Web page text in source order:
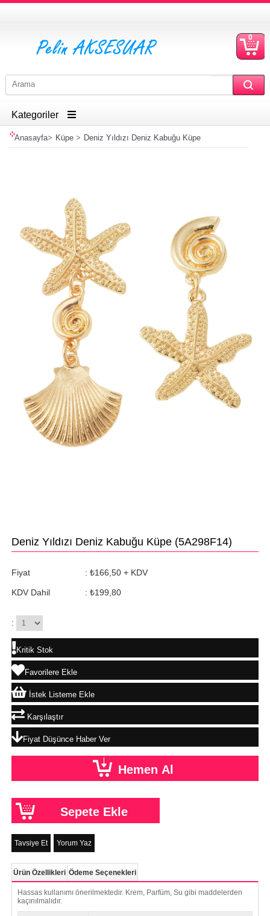
0
Kategoriler
Anasayfa> Küpe> Deniz Yıldızı Deniz Kabuğu Küpe
Deniz Yıldızı Deniz Kabuğu Küpe (5A298F14)
Fiyat : ₺166,50+ KDV
KDV Dahil : ₺199,80
:
Kritik Stok
Favorilere Ekle
İstek Listeme Ekle
Karşılaştır
Fiyat Düşünce Haber Ver
Tavsiye Et Yorum Yaz
Ürün Özellikleri Ödeme Seçenekleri
Hassas kullanımı önerilmektedir. Krem, Parfüm, Su gibi maddelerden
kaçınılmalıdır.